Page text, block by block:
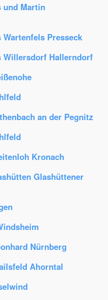
und Martin
Presseck
Willersdorf Hallerndorf
an der Pegnitz
Kronach
Glashüttener
Nürnberg
Ahorntal